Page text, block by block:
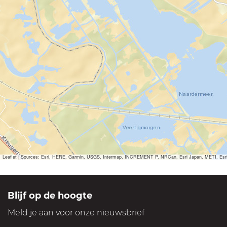
Leaflet|Sources: Esri, HERE, Garmin, USGS, Intermap, INCREMENT P, NRCan, Esri Japan, METI,
Blijf op de hoogte
Meld je aan voor onze nieuwsbrief